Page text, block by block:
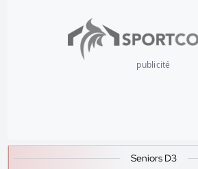
publicité
Seniors D3